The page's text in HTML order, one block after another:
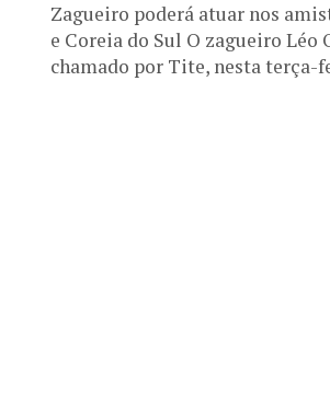
Zagueiro poderá atuar nos
e Coreia do Sul O zagueiro Léo
chamado por Tite, nesta terça-